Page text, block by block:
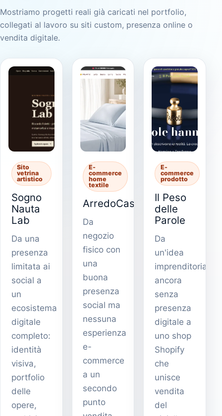
Mostriamo progetti reali già caricati nel portfolio,
collegati al lavoro su siti custom, presenza online o
vendita digitale.
Sito
vetrina
artistico
Sogno
Nauta
Lab
Da una
presenza
limitata ai
social a
un
ecosistema
digitale
completo:
identità
visiva,
portfolio
delle
opere,
E-
commerce
home
textile
ArredoCasa
Da
negozio
fisico con
una
buona
presenza
social ma
nessuna
esperienza
e-
commerce
a un
secondo
punto
E-
commerce
prodotto
Il Peso
delle
Parole
Da
un'idea
imprenditoriale
ancora
senza
presenza
digitale a
uno shop
Shopify
che
unisce
vendita
del